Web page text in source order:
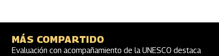
MÁS COMPARTIDO
Evaluación con acompañamiento de la UNESCO destaca